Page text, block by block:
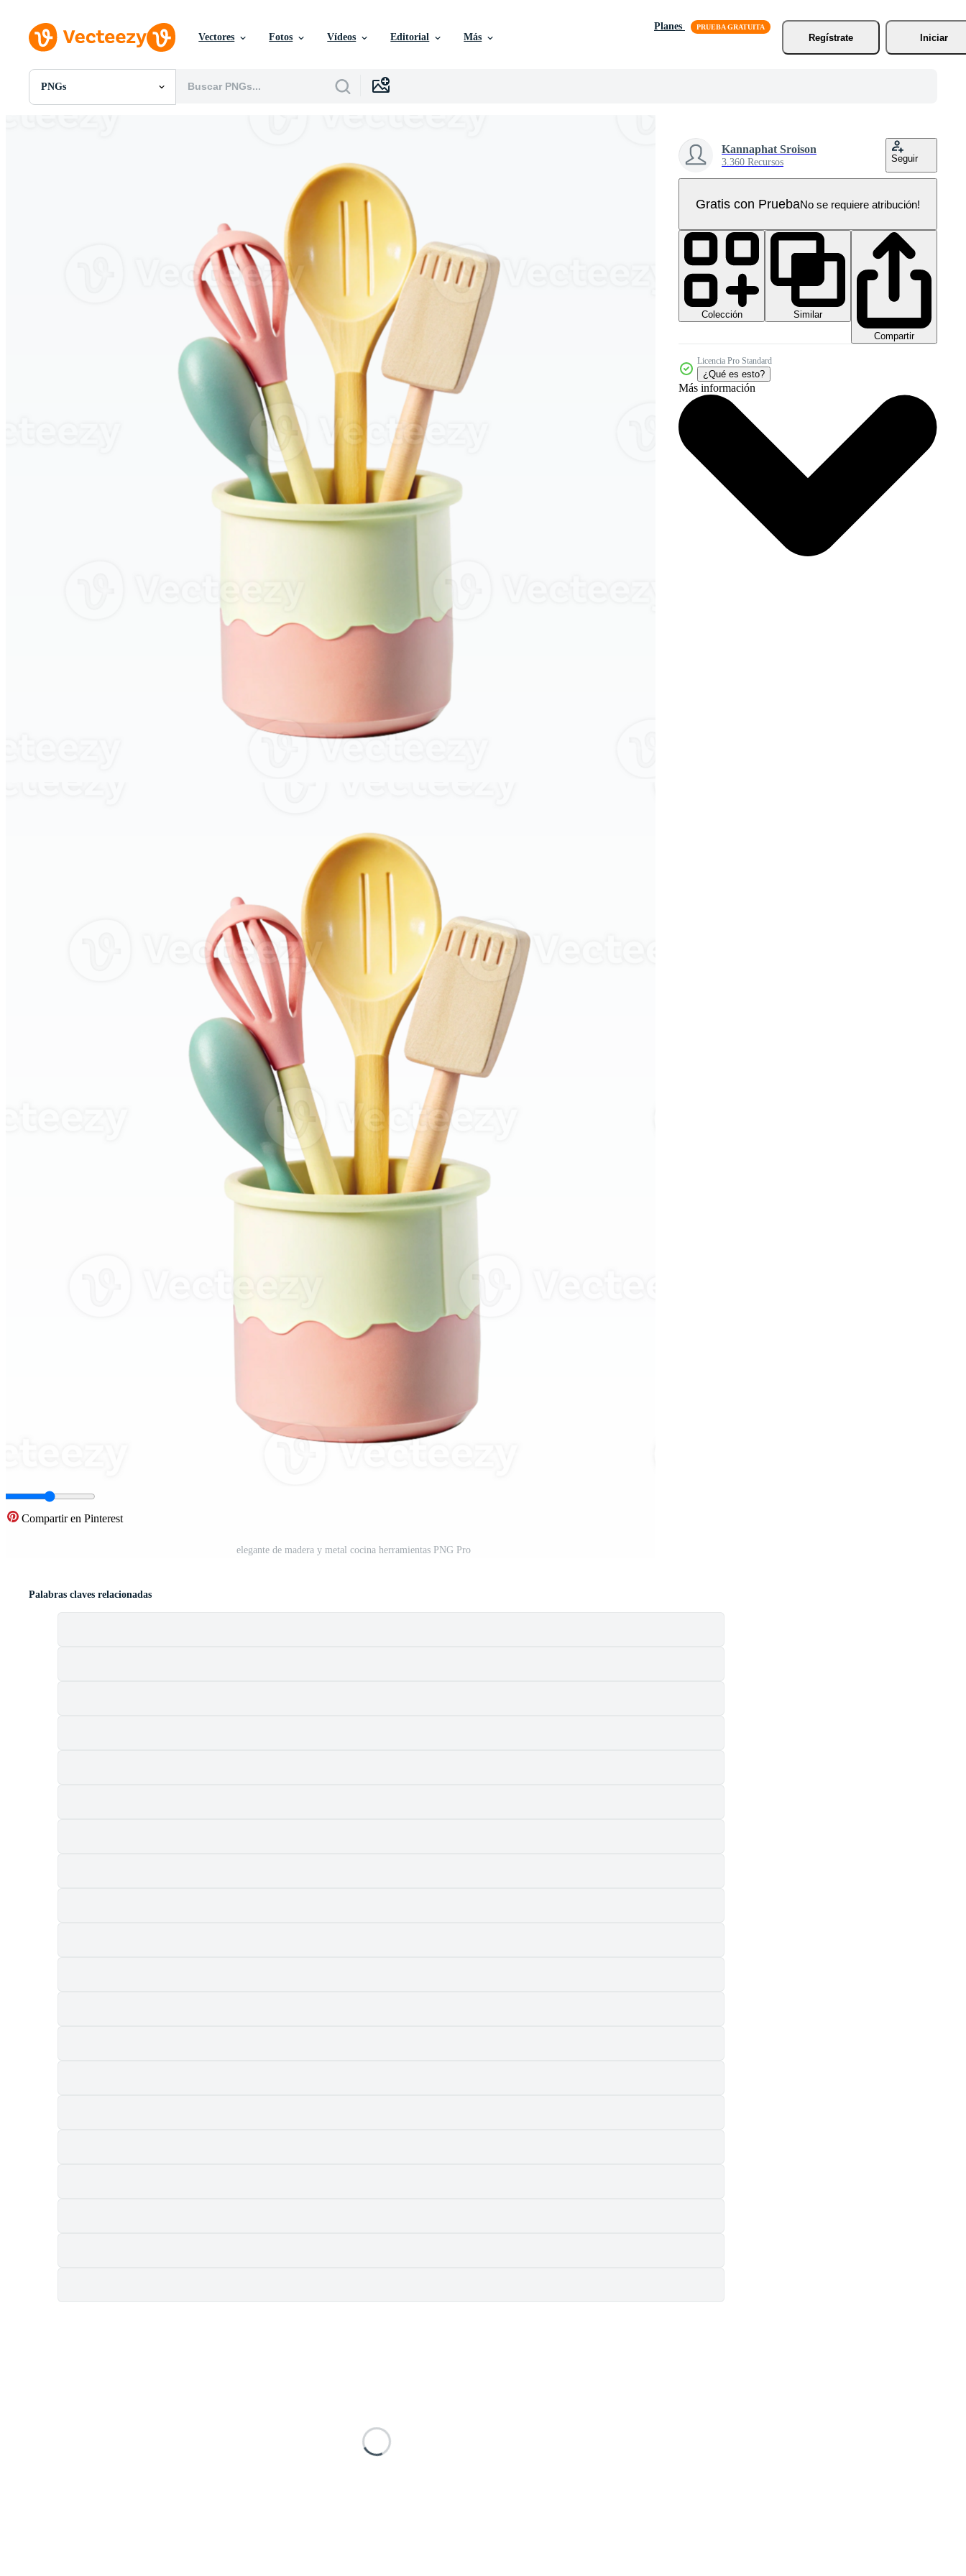
Vectores Fotos Vídeos Editorial Más
Planes
Regístrate
Iniciar
PNGs
Todas Imágenes
Compartir en Pinterest
elegante de madera y metal cocina herramientas PNG Pro
Kannaphat Sroison
3.360 Recursos Seguir
Gratis con PruebaNo se requiere atribución!
Colección
Similar
Compartir
Licencia Pro Standard
¿Qué es esto?
Más información
Palabras claves relacionadas